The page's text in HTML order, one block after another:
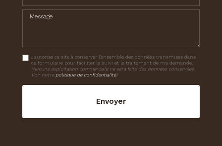
Message
J'autorise ce site à conserver l'ensemble des données transmises dans
ce formulaire pour faciliter le suivi et le traitement de ma demande.
(Aucune exploitation commerciale ne sera faite des données conservées.
Voir notre politique de confidentialité)